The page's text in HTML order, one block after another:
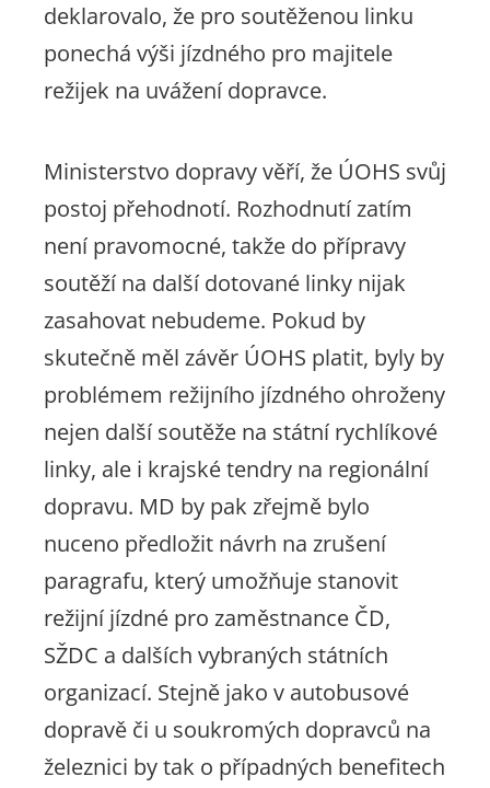
deklarovalo, že pro soutěženou linku
ponechá výši jízdného pro majitele
režijek na uvážení dopravce.
Ministerstvo dopravy věří, že ÚOHS svůj
postoj přehodnotí. Rozhodnutí zatím
není pravomocné, takže do přípravy
soutěží na další dotované linky nijak
zasahovat nebudeme. Pokud by
skutečně měl závěr ÚOHS platit, byly by
problémem režijního jízdného ohroženy
nejen další soutěže na státní rychlíkové
linky, ale i krajské tendry na regionální
dopravu. MD by pak zřejmě bylo
nuceno předložit návrh na zrušení
paragrafu, který umožňuje stanovit
režijní jízdné pro zaměstnance ČD,
SŽDC a dalších vybraných státních
organizací. Stejně jako v autobusové
dopravě či u soukromých dopravců na
železnici by tak o případných benefitech